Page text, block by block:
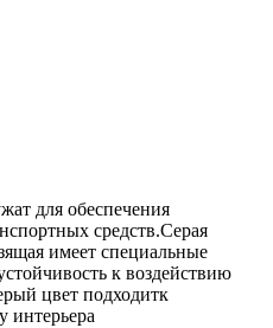
для обеспечения
средств.Серая
имеет специальные
к воздействию
цвет подходитк
интерьера